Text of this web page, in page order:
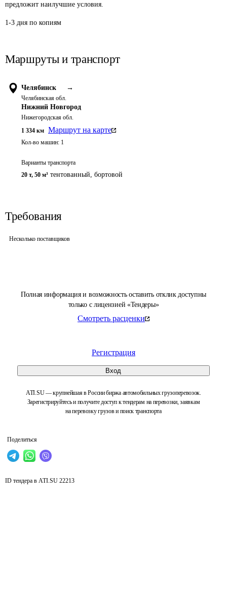
Полная информация и возможность оставить отклик доступны
только с лицензией «Тендеры»
Смотреть расценки
Регистрация
Вход
ATI.SU — крупнейшая в России биржа автомобильных грузоперевозок.
Зарегистрируйтесь и получите доступ к тендерам на перевозки, заявкам
на перевозку грузов и поиск транспорта
Поделиться
предложит наилучшие условия.
1-3 дня по копиям
Маршруты и транспорт
Челябинск →
Челябинская обл.
Нижний Новгород
Нижегородская обл.
1 334 км Маршрут на карте
Кол-во машин: 1
Варианты транспорта
20 т, 50 м³ тентованный, бортовой
Требования
Несколько поставщиков
ID тендера в ATI.SU 22213